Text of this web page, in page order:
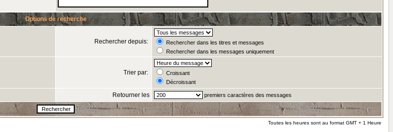
Options de recherche
Rechercher depuis:
Rechercher dans les titres et messages
Rechercher dans les messages uniquement
Trier par:
Croissant
Décroissant
Retourner les premiers caractères des messages
Toutes les heures sont au format GMT + 1 Heure